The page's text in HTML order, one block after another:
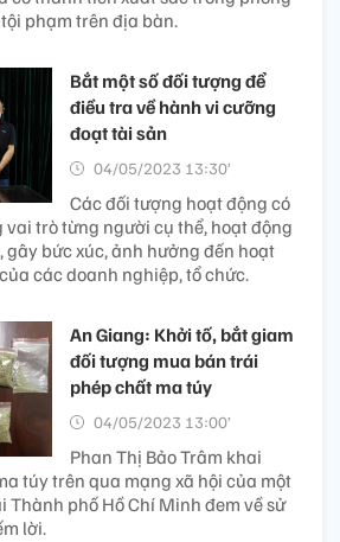
phạm trên địa bàn.
Bắt một số đối tượng để
điều tra về hành vi cưỡng
đoạt tài sản
04/05/2023 13:30’
Các đối tượng hoạt động có
vai trò từng người cụ thể, hoạt động
bức xúc, ảnh hưởng đến hoạt
các doanh nghiệp, tổ chức.
An Giang: Khởi tố, bắt giam
đối tượng mua bán trái
phép chất ma túy
04/05/2023 13:00’
Phan Thị Bảo Trâm khai
túy trên qua mạng xã hội của một
Thành phố Hồ Chí Minh đem về sử
lời.